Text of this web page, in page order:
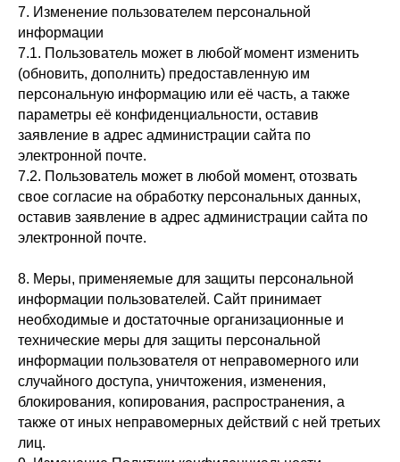
7. Изменение пользователем персональной
информации
7.1. Пользователь может в любой̆ момент изменить
(обновить, дополнить) предоставленную им
персональную информацию или её часть, а также
параметры её конфиденциальности, оставив
заявление в адрес администрации сайта по
электронной почте.
7.2. Пользователь может в любой момент, отозвать
свое согласие на обработку персональных данных,
оставив заявление в адрес администрации cайта по
электронной почте.
8. Меры, применяемые для защиты персональной
информации пользователей. Сайт принимает
необходимые и достаточные организационные и
технические меры для защиты персональной
информации пользователя от неправомерного или
случайного доступа, уничтожения, изменения,
блокирования, копирования, распространения, а
также от иных неправомерных действий с ней третьих
лиц.